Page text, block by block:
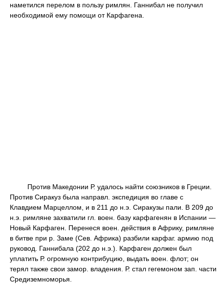
наметился перелом в пользу римлян. Ганнибал не получил
необходимой ему помощи от Карфагена.
Против Македонии Р. удалось найти союзников в Греции.
Против Сиракуз была направл. экспедиция во главе с
Клавдием Марцеллом, и в 211 до н.э. Сиракузы пали. В 209 до
н.э. римляне захватили гл. воен. базу карфагенян в Испании —
Новый Карфаген. Перенеся воен. действия в Африку, римляне
в битве при р. Заме (Сев. Африка) разбили карфаг. армию под
руковод. Ганнибала (202 до н.э.). Карфаген должен был
уплатить Р. огромную контрибуцию, выдать воен. флот; он
терял также свои замор. владения. Р. стал гегемоном зап. части
Средиземноморья.